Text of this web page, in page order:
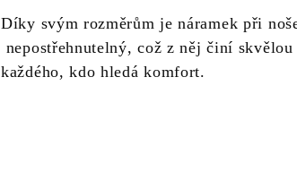
Díky svým rozměrům je náramek při
nepostřehnutelný, což z něj činí
každého, kdo hledá komfort.